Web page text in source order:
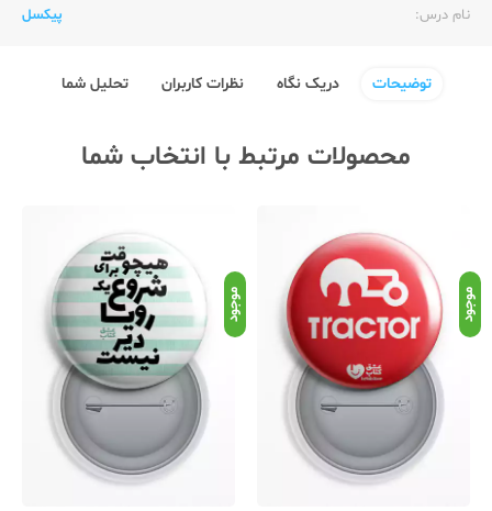
نام درس:
پیکسل
توضیحات دریک نگاه نظرات کاربران تحلیل شما
محصولات مرتبط با انتخاب شما
موجود موجود